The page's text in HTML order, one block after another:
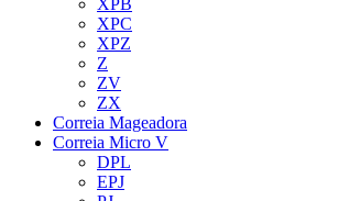
XPB
XPC
XPZ
Z
ZV
ZX
Correia Mageadora
Correia Micro V
DPL
EPJ